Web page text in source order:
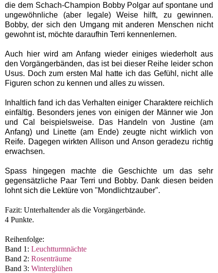
die dem Schach-Champion Bobby Polgar auf spontane und
ungewöhnliche (aber legale) Weise hilft, zu gewinnen.
Bobby, der sich den Umgang mit anderen Menschen nicht
gewohnt ist, möchte daraufhin Terri kennenlernen.
Auch hier wird am Anfang wieder einiges wiederholt aus
den Vorgängerbänden, das ist bei dieser Reihe leider schon
Usus. Doch zum ersten Mal hatte ich das Gefühl, nicht alle
Figuren schon zu kennen und alles zu wissen.
Inhaltlich fand ich das Verhalten einiger Charaktere reichlich
einfältig. Besonders jenes von einigen der Männer wie Jon
und Cal beispielsweise. Das Handeln von Justine (am
Anfang) und Linette (am Ende) zeugte nicht wirklich von
Reife. Dagegen wirkten Allison und Anson geradezu richtig
erwachsen.
Spass hingegen machte die Geschichte um das sehr
gegensätzliche Paar Terri und Bobby. Dank diesen beiden
lohnt sich die Lektüre von "Mondlichtzauber".
Fazit: Unterhaltender als die Vorgängerbände.
4 Punkte.
Reihenfolge:
Band 1: Leuchtturmnächte
Band 2: Rosenträume
Band 3: Winterglühen